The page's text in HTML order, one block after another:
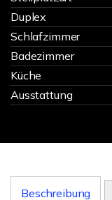
Duplex
Schlafzimmer
Badezimmer
Küche
Ausstattung
Beschreibung